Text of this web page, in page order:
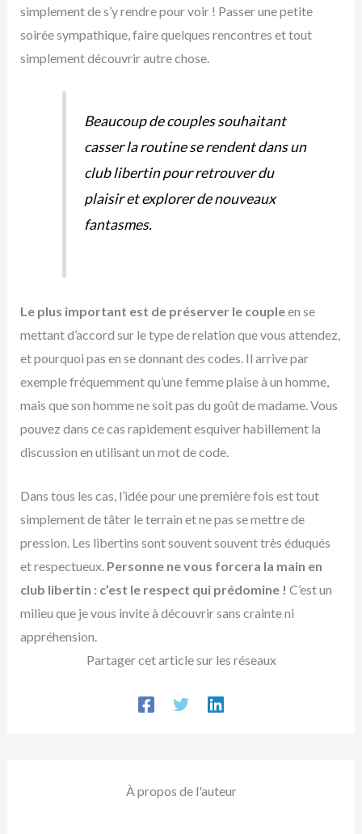
simplement de s’y rendre pour voir ! Passer une petite
soirée sympathique, faire quelques rencontres et tout
simplement découvrir autre chose.
Beaucoup de couples souhaitant
casser la routine se rendent dans un
club libertin pour retrouver du
plaisir et explorer de nouveaux
fantasmes.
Le plus important est de préserver le coupleen se
mettant d’accord sur le type de relation que vous attendez,
et pourquoi pas en se donnant des codes. Il arrive par
exemple fréquemment qu’une femme plaise à un homme,
mais que son homme ne soit pas du goût de madame. Vous
pouvez dans ce cas rapidement esquiver habillement la
discussion en utilisant un mot de code.
Dans tous les cas, l’idée pour une première fois est tout
simplement de tâter le terrain et ne pas se mettre de
pression. Les libertins sont souvent souvent très éduqués
et respectueux. Personne ne vous forcera la main en
club libertin : c’est le respect qui prédomine ! C’est un
milieu que je vous invite à découvrir sans crainte ni
appréhension.
Partager cet article sur les réseaux
À propos de l'auteur